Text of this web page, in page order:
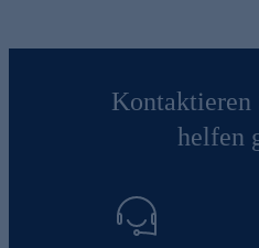
Kontaktieren
helfen